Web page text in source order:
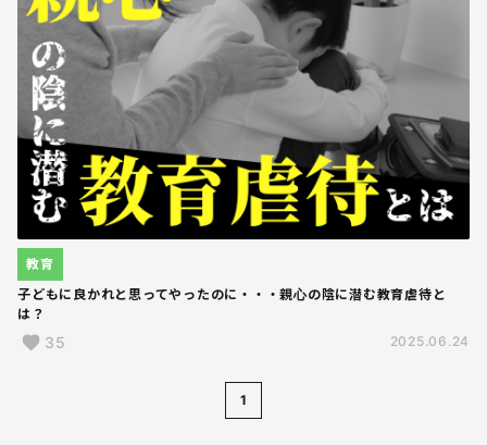
子どもに良かれと思ってやったのに・・・親心の陰に潜む教育虐待と
は？
教育
35 2025.06.24
1